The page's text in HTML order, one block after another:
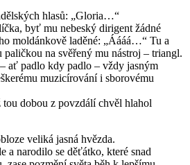
hlasů: „Gloria…“
byť mu nebeský dirigent žádné
moldánkově laděné: „Áááá…“ Tu a
na svěřený mu nástroj – triangl.
ať padlo kdy padlo – vždy jasným
muzicírování i sborovému
tou dobou z povzdálí chvěl hlahol
veliká jasná hvězda.
a narodilo se děťátko, které snad